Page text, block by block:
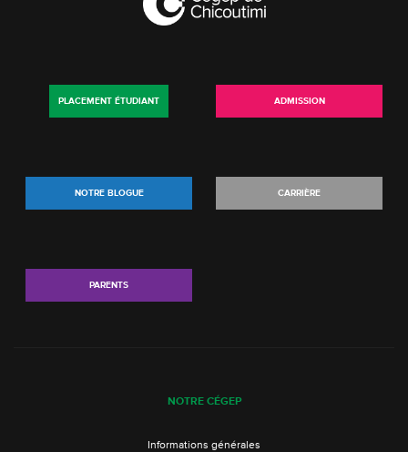
PLACEMENT ÉTUDIANT ADMISSION
NOTRE BLOGUE CARRIÈRE
PARENTS
NOTRE CÉGEP
Informations générales